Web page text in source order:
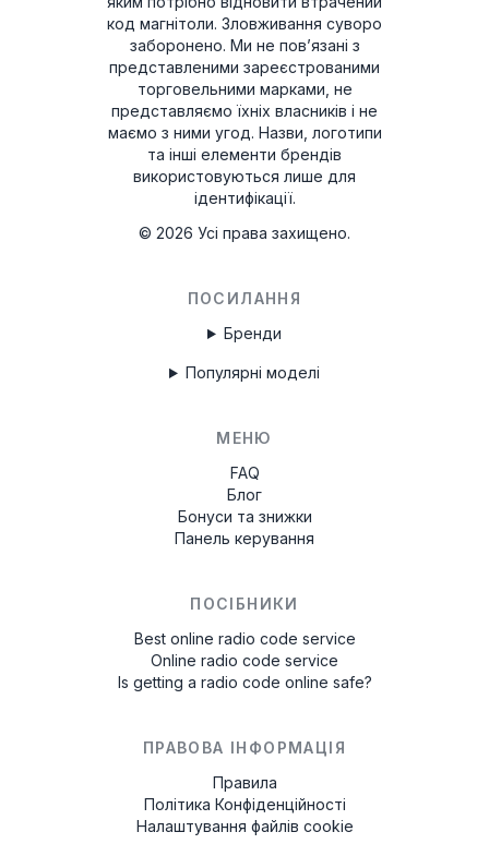
код магнітоли. Зловживання суворо
заборонено. Ми не пов’язані з
представленими зареєстрованими
торговельними марками, не
представляємо їхніх власників і не
маємо з ними угод. Назви, логотипи
та інші елементи брендів
використовуються лише для
ідентифікації.
© 2026 Усі права захищено.
ПОСИЛАННЯ
Бренди
Популярні моделі
МЕНЮ
FAQ
Блог
Бонуси та знижки
Панель керування
ПОСІБНИКИ
Best online radio code service
Online radio code service
Is getting a radio code online safe?
ПРАВОВА ІНФОРМАЦІЯ
Правила
Політика Конфіденційності
Налаштування файлів cookie